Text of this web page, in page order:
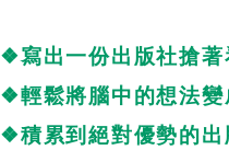
❖寫出一份出版社搶著
❖輕鬆將腦中的想法變
❖積累到絕對優勢的出